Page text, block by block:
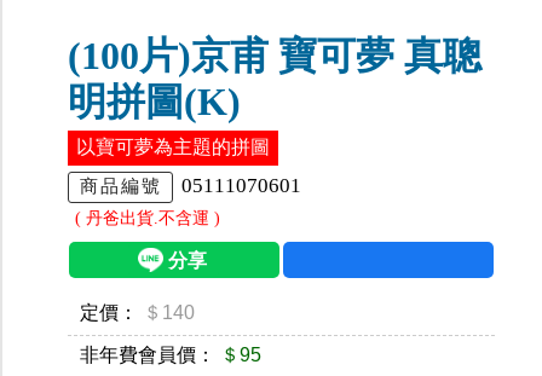
(100片)京甫 寶可夢 真聰
明拼圖(K)
以寶可夢為主題的拼圖
商品編號 05111070601
( 丹爸出貨.不含運 )
定價： ＄140
非年費會員價： ＄95